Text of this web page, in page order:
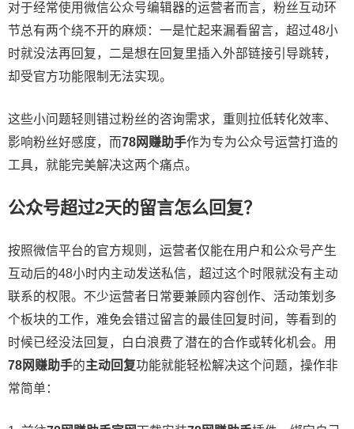
对于经常使用微信公众号编辑器的运营者而言，粉丝互动环
节总有两个绕不开的麻烦：一是忙起来漏看留言，超过48小
时就没法再回复，二是想在回复里插入外部链接引导跳转，
却受官方功能限制无法实现。
这些小问题轻则错过粉丝的咨询需求，重则拉低转化效率、
影响粉丝好感度，而78网赚助手作为专为公众号运营打造的
工具，就能完美解决这两个痛点。
公众号超过2天的留言怎么回复？
按照微信平台的官方规则，运营者仅能在用户和公众号产生
互动后的48小时内主动发送私信，超过这个时限就没有主动
联系的权限。不少运营者日常要兼顾内容创作、活动策划多
个板块的工作，难免会错过留言的最佳回复时间，等看到的
时候已经没法回复，白白浪费了潜在的合作或转化机会。用
78网赚助手的主动回复功能就能轻松解决这个问题，操作非
常简单：